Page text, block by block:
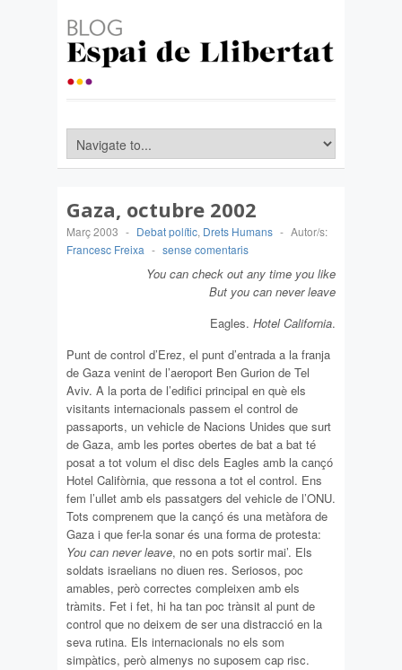
Gaza, octubre 2002
Març 2003 - Debat polític, Drets Humans - Autor/s:
Francesc Freixa - sense comentaris
You can check out any time you like
But you can never leave
Eagles. Hotel California.
Punt de control d’Erez, el punt d’entrada a la franja
de Gaza venint de l’aeroport Ben Gurion de Tel
Aviv. A la porta de l’edifici principal en què els
visitants internacionals passem el control de
passaports, un vehicle de Nacions Unides que surt
de Gaza, amb les portes obertes de bat a bat té
posat a tot volum el disc dels Eagles amb la cançó
Hotel Califòrnia, que ressona a tot el control. Ens
fem l’ullet amb els passatgers del vehicle de l’ONU.
Tots comprenem que la cançó és una metàfora de
Gaza i que fer-la sonar és una forma de protesta:
You can never leave, no en pots sortir mai’. Els
soldats israelians no diuen res. Seriosos, poc
amables, però correctes compleixen amb els
tràmits. Fet i fet, hi ha tan poc trànsit al punt de
control que no deixem de ser una distracció en la
seva rutina. Els internacionals no els som
simpàtics, però almenys no suposem cap risc.